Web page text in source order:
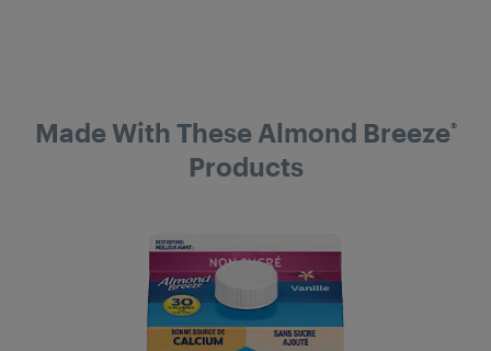
Made With These Almond Breeze®
Products